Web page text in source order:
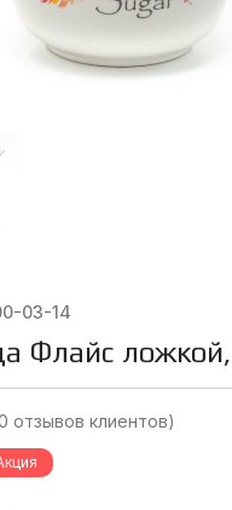
03-14
Флайс
отзывов клиентов)